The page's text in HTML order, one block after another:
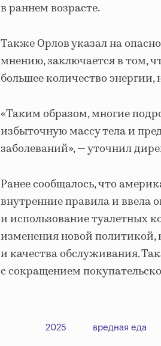
в раннем возрасте.
Также Орлов указал на
мнению, заключается в том,
большее количество энергии,
«Таким образом, многие
избыточную массу тела и
заболеваний», — уточнил
Ранее сообщалось, что
внутренние правила и ввела
и использование туалетных
изменения новой политикой,
и качества обслуживания.
с сокращением
2025 вредная еда